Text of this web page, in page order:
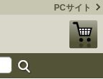
PCサイト